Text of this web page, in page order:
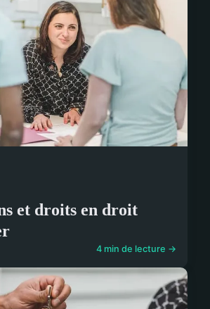
et droits en droit
4 min de lecture →